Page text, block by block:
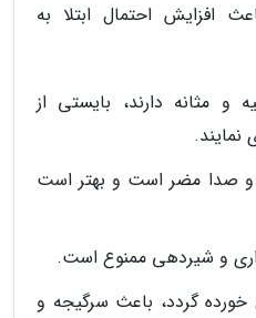
افزایش احتمال ابتلا به
مثانه دارند، بایستی از
نمایند.
و صدا مضر است و بهتر است
و شیردهی ممنوع است.
خورده گردد، باعث سرگیجه و